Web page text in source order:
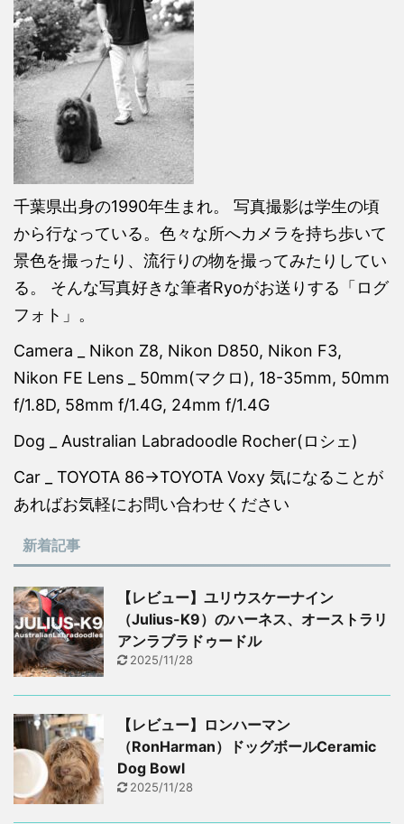
千葉県出身の1990年生まれ。 写真撮影は学生の頃
から行なっている。色々な所へカメラを持ち歩いて
景色を撮ったり、流行りの物を撮ってみたりしてい
る。 そんな写真好きな筆者Ryoがお送りする「ログ
フォト」。
Camera _ Nikon Z8, Nikon D850, Nikon F3,
Nikon FE Lens _ 50mm(マクロ), 18-35mm, 50mm
f/1.8D, 58mm f/1.4G, 24mm f/1.4G
Dog _ Australian Labradoodle Rocher(ロシェ)
Car _ TOYOTA 86→TOYOTA Voxy 気になることが
あればお気軽にお問い合わせください
新着記事
【レビュー】ユリウスケーナイン
（Julius-K9）のハーネス、オーストラリ
アンラブラドゥードル
2025/11/28
【レビュー】ロンハーマン
（RonHarman）ドッグボールCeramic
Dog Bowl
2025/11/28